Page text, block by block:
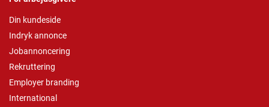
Din kundeside
Indryk annonce
Jobannoncering
Rekruttering
Employer branding
International